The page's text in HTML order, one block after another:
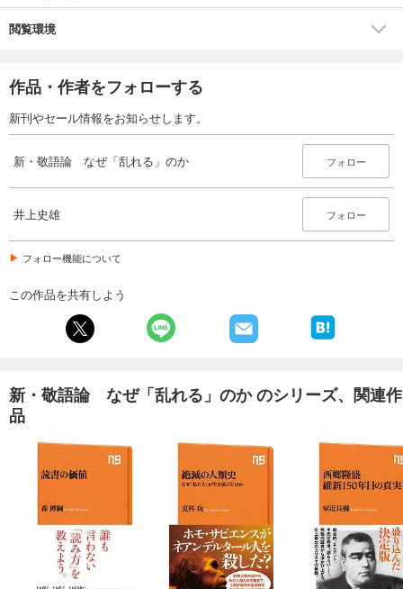
閲覧環境
作品・作者をフォローする
新刊やセール情報をお知らせします。
新・敬語論 なぜ「乱れる」のか フォロー
井上史雄 フォロー
フォロー機能について
この作品を共有しよう
新・敬語論 なぜ「乱れる」のか のシリーズ、関連作
品